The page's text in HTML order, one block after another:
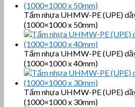
Tấm nhựa UHMW-PE (UPE)
(1000×1000 x 50mm)
Tấm nhựa UHMW-PE (UPE)
(1000×1000 x 40mm)
Tấm nhựa UHMW-PE (UPE)
(1000×1000 x 30mm)